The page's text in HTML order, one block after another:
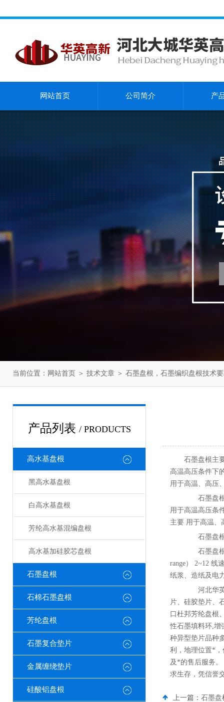
网站首页 公司简介 产
当前位置： 网站首页 ＞ 技术文章 ＞ 石墨盘根，石墨编织盘根技术
产品列表 / PRODUCTS
高水基盘根
黑高水基盘根
白高水基盘根
芳纶高水基混编盘根
高水基加硅胶芯盘根
石墨盘根
石棉石墨盘根
芳纶盘根
石墨复合垫片
金属缠绕垫片
硅酸铝盘根
石墨盘根主
高温高压条件下
用于高温、高压
石墨盘根
用于高温高压条
主要 用于高温
石墨盘根
石墨盘根
range） 2~12 线
纸浆、造纸及电
河北华英
片、硅胶垫片、
口杜邦芳纶盘根
性石墨填料环,增
种异型垫片品种
利，地理位置*
及*的售后服务
求生存，凭信誉
上一篇： 石墨盘